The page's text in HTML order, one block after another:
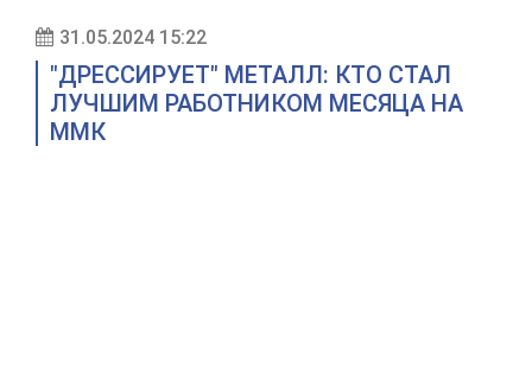
31.05.2024 15:22
"ДРЕССИРУЕТ" МЕТАЛЛ: КТО СТАЛ
ЛУЧШИМ РАБОТНИКОМ МЕСЯЦА НА
ММК